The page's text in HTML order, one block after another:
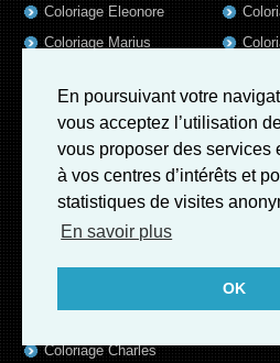
En poursuivant votre
vous acceptez l’utilisation
vous proposer des services
à vos centres d’intérêts et
statistiques de visites
En savoir plus
OK
Coloriage Eleonore
Coloriage Marius
Coloriage Ava
Coloriage Simon
Coloriage Lina
Coloriage Julien
Coloriage Nina
Coloriage Charles